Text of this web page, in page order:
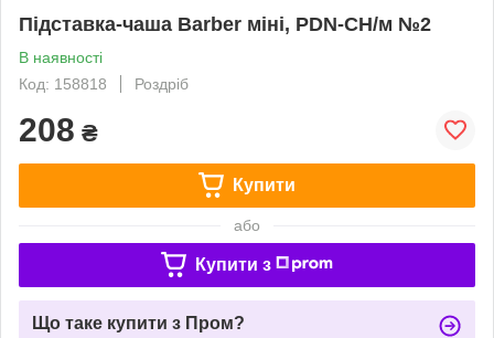
Підставка-чаша Barber міні, PDN-CH/м №2
В наявності
Код: 158818
Роздріб
208 ₴
Купити
або
Купити з
Що таке купити з Пром?